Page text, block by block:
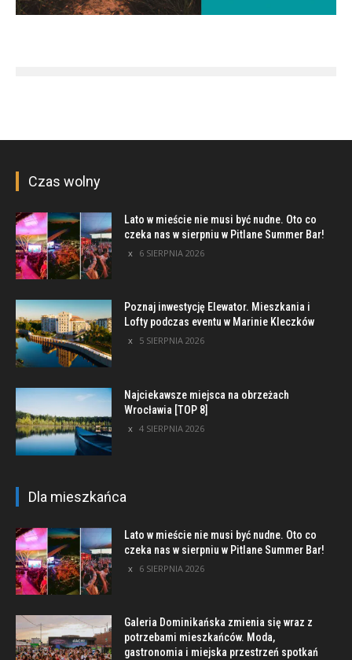
Czas wolny
Lato w mieście nie musi być nudne. Oto co
czeka nas w sierpniu w Pitlane Summer Bar!
6 SIERPNIA 2026
Poznaj inwestycję Elewator. Mieszkania i
Lofty podczas eventu w Marinie Kleczków
5 SIERPNIA 2026
Najciekawsze miejsca na obrzeżach
Wrocławia [TOP 8]
4 SIERPNIA 2026
Dla mieszkańca
Lato w mieście nie musi być nudne. Oto co
czeka nas w sierpniu w Pitlane Summer Bar!
6 SIERPNIA 2026
Galeria Dominikańska zmienia się wraz z
potrzebami mieszkańców. Moda,
gastronomia i miejska przestrzeń spotkań